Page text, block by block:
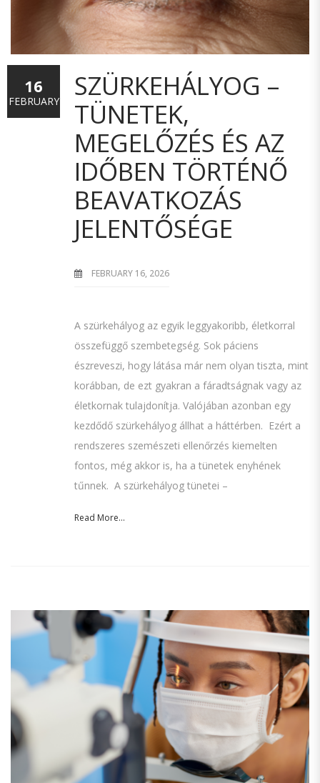
SZÜRKEHÁLYOG –
TÜNETEK,
MEGELŐZÉS ÉS AZ
IDŐBEN TÖRTÉNŐ
BEAVATKOZÁS
JELENTŐSÉGE
FEBRUARY 16, 2026
A szürkehályog az egyik leggyakoribb, életkorral
összefüggő szembetegség. Sok páciens
észreveszi, hogy látása már nem olyan tiszta, mint
korábban, de ezt gyakran a fáradtságnak vagy az
életkornak tulajdonítja. Valójában azonban egy
kezdődő szürkehályog állhat a háttérben. Ezért a
rendszeres szemészeti ellenőrzés kiemelten
fontos, még akkor is, ha a tünetek enyhének
tűnnek. A szürkehályog tünetei –
Read More...
16
FEBRUARY